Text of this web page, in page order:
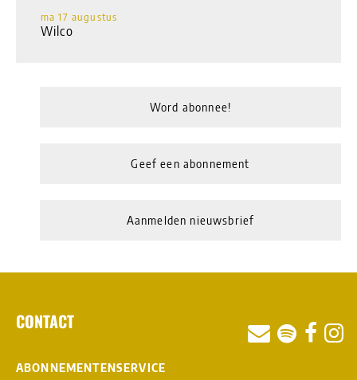
ma 17 augustus
Wilco
Word abonnee!
Geef een abonnement
Aanmelden nieuwsbrief
CONTACT
ABONNEMENTENSERVICE